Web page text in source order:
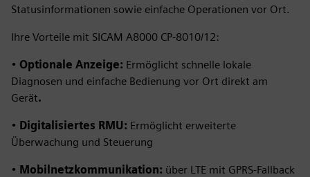
Statusinformationen sowie einfache Operationen vor Ort.
Ihre Vorteile mit SICAM A8000 CP-8010/12:
• Optionale Anzeige: Ermöglicht schnelle lokale
Diagnosen und einfache Bedienung vor Ort direkt am
Gerät.
• Digitalisiertes RMU: Ermöglicht erweiterte
Überwachung und Steuerung
• Mobilnetzkommunikation: über LTE mit GPRS-Fallback